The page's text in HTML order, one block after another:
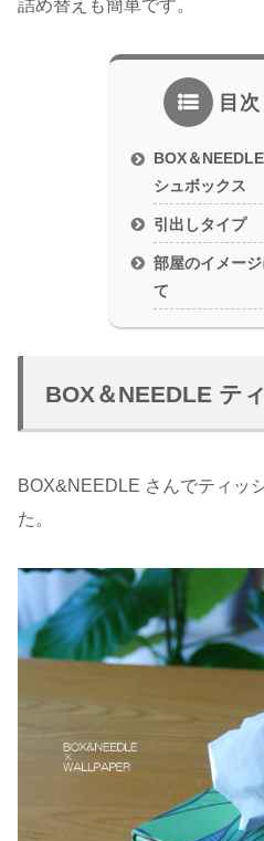
詰め替えも簡単です。
目次
BOX＆
シュボックス
引出しタイプ
部屋のイメー
て
BOX＆NEEDLE テ
BOX&NEEDLE さんでティッ
た。